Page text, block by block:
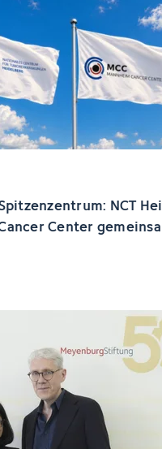
NCT
Center